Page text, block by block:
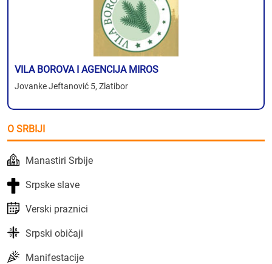
VILA BOROVA I AGENCIJA MIROS
Jovanke Jeftanović 5, Zlatibor
O SRBIJI
Manastiri Srbije
Srpske slave
Verski praznici
Srpski običaji
Manifestacije